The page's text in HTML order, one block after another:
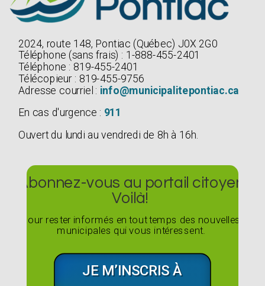
2024, route 148, Pontiac (Québec) J0X 2G0
Téléphone (sans frais) : 1-888-455-2401
Téléphone : 819-455-2401
Télécopieur : 819-455-9756
Adresse courriel : info@municipalitepontiac.ca
En cas d'urgence : 911
Ouvert du lundi au vendredi de 8h à 16h.
Abonnez-vous au portail citoyen
Voilà!
Pour rester informés en tout temps des nouvelles
municipales qui vous intéressent.
JE M’INSCRIS À